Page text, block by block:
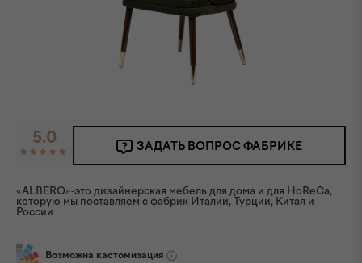
5.0 ЗАДАТЬ ВОПРОС ФАБРИКЕ
«ALBERO»-это дизайнерская мебель для дома и для HoReCa,
которую мы поставляем с фабрик Италии, Турции, Китая и
России
Возможна кастомизация